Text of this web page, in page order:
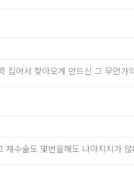
집어서 찾아오게 만드신 그 무언
수술도 몇번을해도 나아지지가